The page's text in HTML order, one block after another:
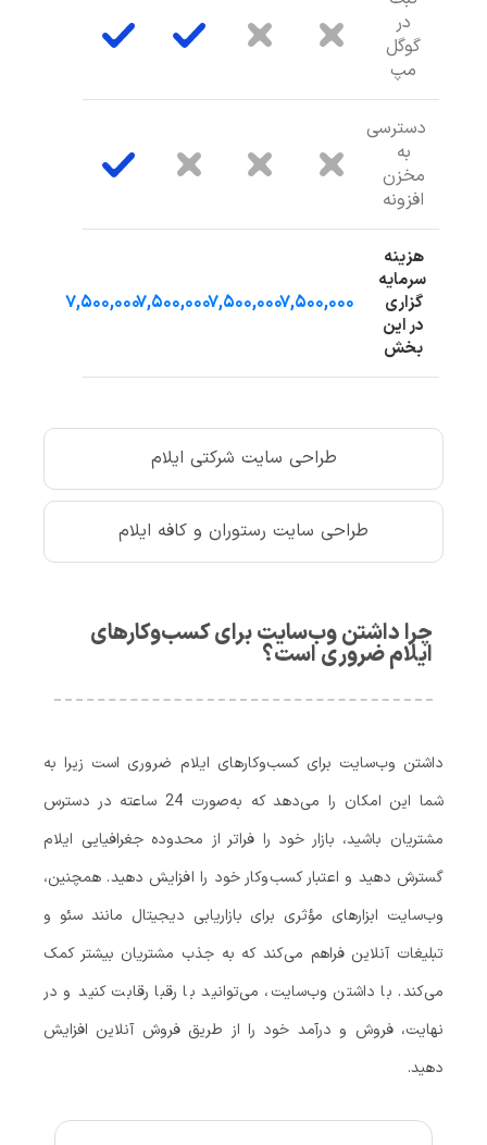
طراحی سایت شرکتی ایلام
طراحی سایت رستوران و کافه ایلام
در
گوگل
مپ
دسترسی
به
مخزن
افزونه
هزینه
سرمایه
گزاری
در این
بخش
۷,۵۰۰,۰۰۰۷,۵۰۰,۰۰۰۷,۵۰۰,۰۰۰۷,۵۰۰,۰۰۰
چرا داشتن وب‌سایت برای کسب‌وکارهای
ایلام ضروری است؟
داشتن وب‌سایت برای کسب‌وکارهای ایلام ضروری است زیرا به
شما این امکان را می‌دهد که به‌صورت 24 ساعته در دسترس
مشتریان باشید، بازار خود را فراتر از محدوده جغرافیایی ایلام
گسترش دهید و اعتبار کسب‌وکار خود را افزایش دهید. همچنین،
وب‌سایت ابزارهای مؤثری برای بازاریابی دیجیتال مانند سئو و
تبلیغات آنلاین فراهم می‌کند که به جذب مشتریان بیشتر کمک
می‌کند. با داشتن وب‌سایت، می‌توانید با رقبا رقابت کنید و در
نهایت، فروش و درآمد خود را از طریق فروش آنلاین افزایش
دهید.